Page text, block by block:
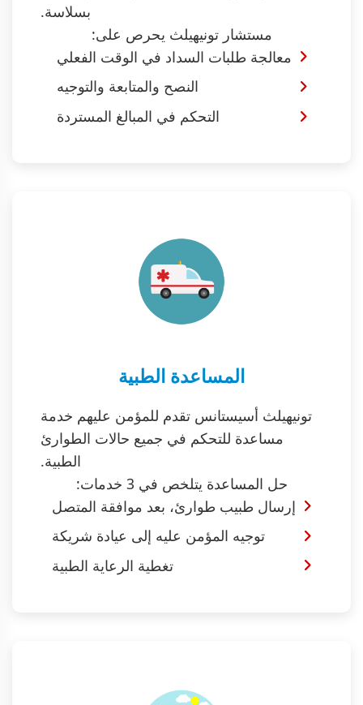
بسلاسة.
مستشار تونيهيلث يحرص على:
معالجة طلبات السداد في الوقت الفعلي
النصح والمتابعة والتوجيه
التحكم في المبالغ المستردة
المساعدة الطبية
تونيهيلث أسيستانس تقدم للمؤمن عليهم خدمة
مساعدة للتحكم في جميع حالات الطوارئ
الطبية.
حل المساعدة يتلخص في 3 خدمات:
إرسال طبيب طوارئ، بعد موافقة المتصل
توجيه المؤمن عليه إلى عيادة شريكة
تغطية الرعاية الطبية